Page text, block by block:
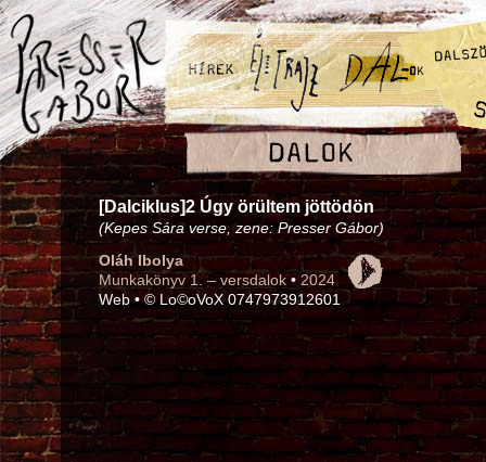
[Dalciklus]2 Úgy örültem jöttödön
(Kepes Sára verse, zene: Presser Gábor)
Oláh Ibolya
Munkakönyv 1. – versdalok • 2024
Web • © Lo©oVoX 0747973912601